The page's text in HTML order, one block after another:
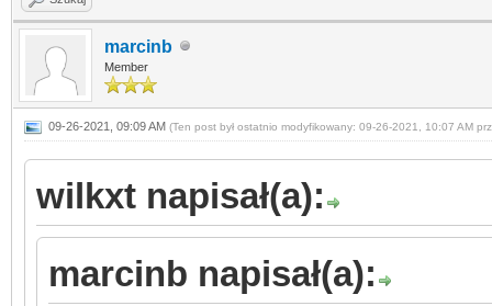
marcinb
Member
09-26-2021, 09:09 AM (Ten post był ostatnio modyfikowany: 09-26-2021, 10:07 AM
wilkxt napisał(a):
marcinb napisał(a):